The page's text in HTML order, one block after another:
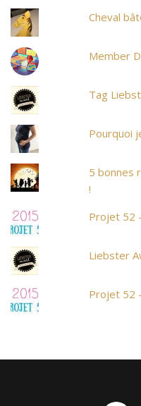
Cheval
Member
Tag
Pourquoi
5 bonnes
!
Projet 52
Liebster
Projet 52